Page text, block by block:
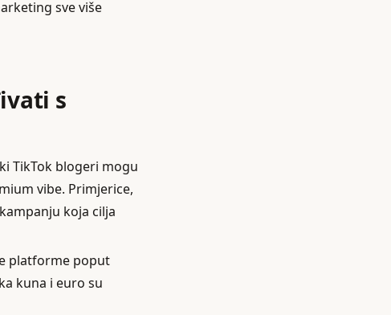
sve više
s
TikTok blogeri mogu
vibe. Primjerice,
koja cilja
platforme poput
kuna i euro su